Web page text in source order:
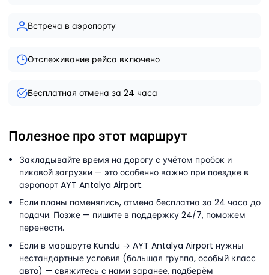
Встреча в аэропорту
Отслеживание рейса включено
Бесплатная отмена за 24 часа
Полезное про этот маршрут
Закладывайте время на дорогу с учётом пробок и
пиковой загрузки — это особенно важно при поездке в
аэропорт AYT Antalya Airport.
Если планы поменялись, отмена бесплатна за 24 часа до
подачи. Позже — пишите в поддержку 24/7, поможем
перенести.
Если в маршруте Kundu → AYT Antalya Airport нужны
нестандартные условия (большая группа, особый класс
авто) — свяжитесь с нами заранее, подберём